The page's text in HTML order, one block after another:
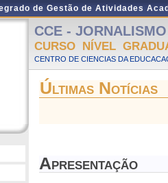
de Gestão de Atividades
CCE -
CURSO NÍVEL
CENTRO DE CIENCIAS DA
Últimas Notícias
Apresentação